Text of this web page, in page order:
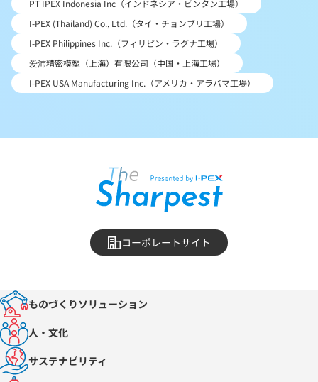
PT IPEX Indonesia Inc（インドネシア・ビンタン工場）
I-PEX (Thailand) Co., Ltd.（タイ・チョンブリ工場）
I-PEX Philippines Inc.（フィリピン・ラグナ工場）
爱沛精密模塑（上海）有限公司（中国・上海工場）
I-PEX USA Manufacturing Inc.（アメリカ・アラバマ工場）
コーポレートサイト
ものづくりソリューション
人・文化
サステナビリティ